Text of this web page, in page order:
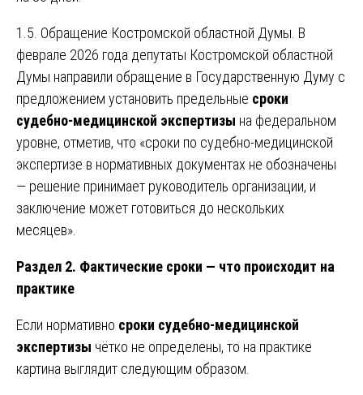
1.5. Обращение Костромской областной Думы. В
феврале 2026 года депутаты Костромской областной
Думы направили обращение в Государственную Думу с
предложением установить предельные сроки
судебно-медицинской экспертизы на федеральном
уровне, отметив, что «сроки по судебно-медицинской
экспертизе в нормативных документах не обозначены
— решение принимает руководитель организации, и
заключение может готовиться до нескольких
месяцев».
Раздел 2. Фактические сроки — что происходит на
практике
Если нормативно сроки судебно-медицинской
экспертизы чётко не определены, то на практике
картина выглядит следующим образом.